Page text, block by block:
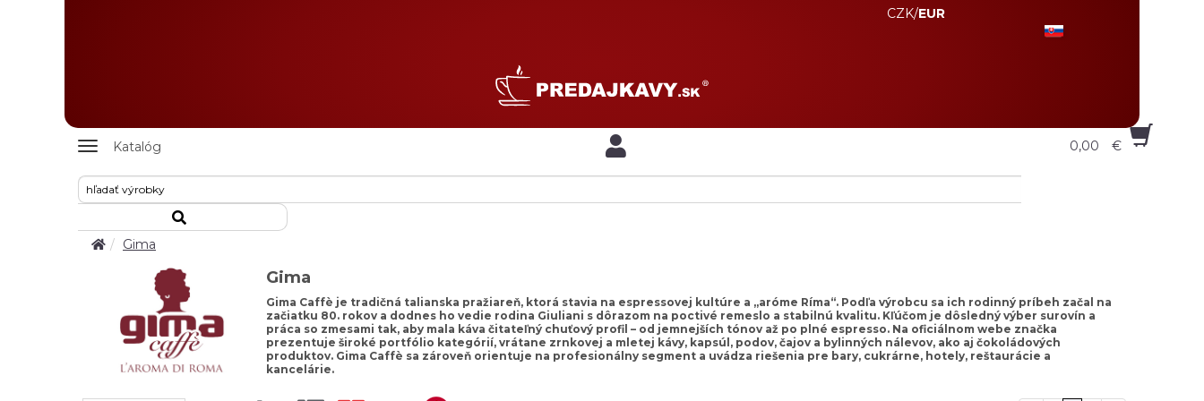
CZK/EUR
Zobrazit
Katalóg 0,00 €
Gima
Gima
Gima Caffè je tradičná talianska pražiareň, ktorá stavia na espressovej kultúre a „aróme Ríma“. Podľa výrobcu sa ich rodinný príbeh začal na
začiatku 80. rokov a dodnes ho vedie rodina Giuliani s dôrazom na poctivé remeslo a stabilnú kvalitu. Kľúčom je dôsledný výber surovín a
práca so zmesami tak, aby mala káva čitateľný chuťový profil – od jemnejších tónov až po plné espresso. Na oficiálnom webe značka
prezentuje široké portfólio kategórií, vrátane zrnkovej a mletej kávy, kapsúl, podov, čajov a bylinných nálevov, ako aj čokoládových
produktov. Gima Caffè sa zároveň orientuje na profesionálny segment a uvádza riešenia pre bary, cukrárne, hotely, reštaurácie a
kancelárie.